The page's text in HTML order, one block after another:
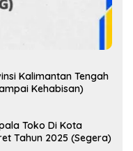
Kalimantan Tengah
Kehabisan)
Toko Di Kota
Tahun 2025 (Segera)